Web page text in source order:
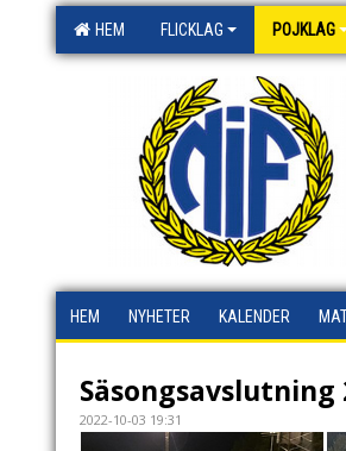
HEM FLICKLAG POJKLAG
HEM NYHETER KALENDER
Säsongsavslutning
2022-10-03 19:31